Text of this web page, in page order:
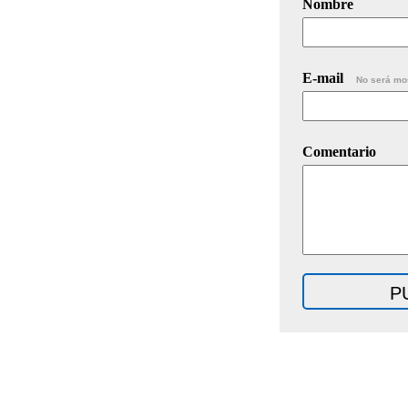
Nombre
E-mail No será
Comentario